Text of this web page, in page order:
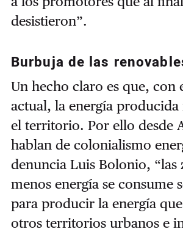
desistieron”.
Burbuja de las
Un hecho claro es que, con
actual, la energía producida
el territorio. Por ello desde
hablan de colonialismo
denuncia Luis Bolonio, “las
menos energía se consume
para producir la energía
otros territorios urbanos e